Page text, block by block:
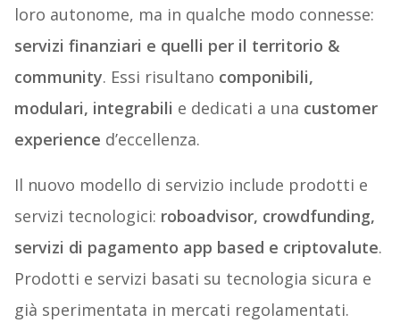
loro autonome, ma in qualche modo connesse:
servizi finanziari e quelli per il territorio &
community. Essi risultano componibili,
modulari, integrabili e dedicati a una customer
experience d’eccellenza.
Il nuovo modello di servizio include prodotti e
servizi tecnologici: roboadvisor, crowdfunding,
servizi di pagamento app based e criptovalute.
Prodotti e servizi basati su tecnologia sicura e
già sperimentata in mercati regolamentati.